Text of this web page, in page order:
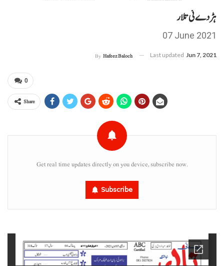
ہڑدے ئی تلار
07 June 2021
By Hafeez Baloch Last updated Jun 7, 2021
0
Share
Get real time updates directly on you device, subscribe now.
Subscribe